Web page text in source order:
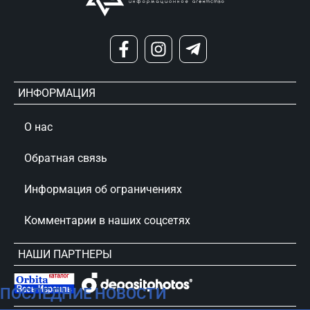
ПОСЛЕДНИЕ НОВОСТИ
ИНФОРМАЦИЯ
О нас
Обратная связь
Информация об ограничениях
Комментарии в наших соцсетях
НАШИ ПАРТНЕРЫ